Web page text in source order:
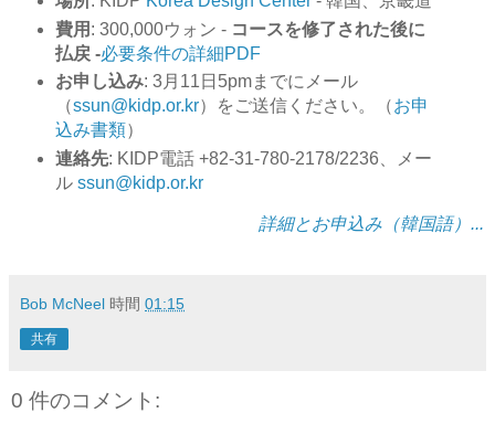
費用 : 300,000ウォン - コースを修了された後に
払戻 -必要条件の詳細PDF
お申し込み: 3月11日5pmまでにメール
（ssun@kidp.or.kr）をご送信ください。（お申
込み書類）
連絡先: KIDP電話 +82-31-780-2178/2236、メー
ル ssun@kidp.or.kr
詳細とお申込み（韓国語）...
Bob McNeel 時間 01:15
共有
0 件のコメント: